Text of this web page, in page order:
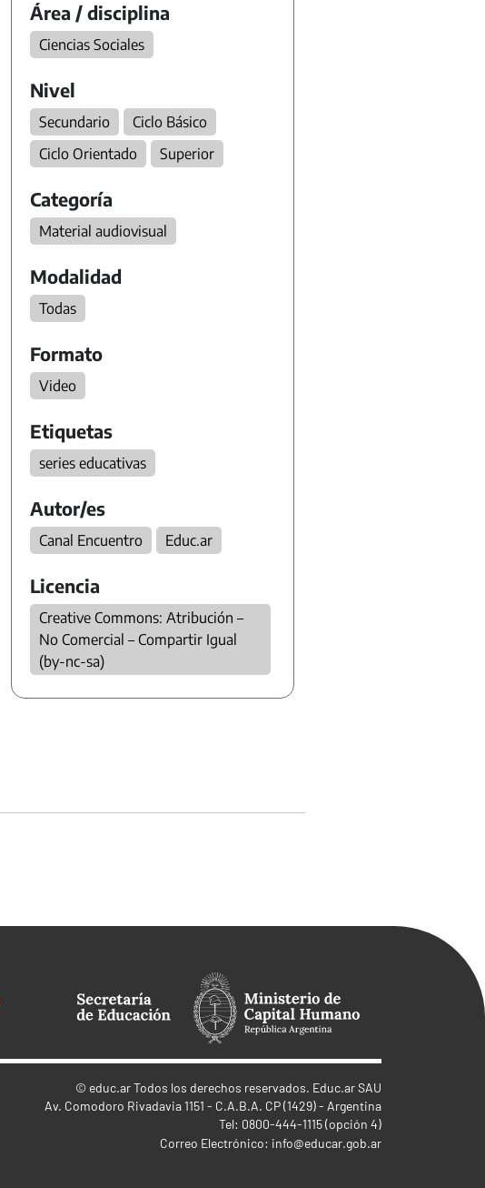
Área / disciplina
Ciencias Sociales
Nivel
Secundario
Ciclo Básico
Ciclo Orientado
Superior
Categoría
Material audiovisual
Modalidad
Todas
Formato
Video
Etiquetas
series educativas
Autor/es
Canal Encuentro Educ.ar
Licencia
Creative Commons: Atribución –
No Comercial – Compartir Igual
(by-nc-sa)
© educ.arTodos los derechos reservados. Educ.ar SAU
Av. Comodoro Rivadavia 1151 - C.A.B.A. CP (1429) - Argentina
Tel: 0800-444-1115 (opción 4)
Correo Electrónico: info@educar.gob.ar